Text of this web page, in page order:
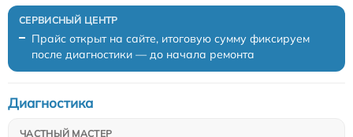
Прайс открыт на сайте, итоговую сумму фиксируем
после диагностики — до начала ремонта
Диагностика